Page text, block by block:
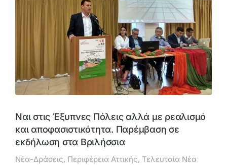
Ναι στις Έξυπνες Πόλεις αλλά με ρεαλισμό
και αποφασιστικότητα. Παρέμβαση σε
εκδήλωση στα Βριλήσσια
Νέα-Δράσεις, Περιφέρεια Αττικής, Τελευταία Νέα